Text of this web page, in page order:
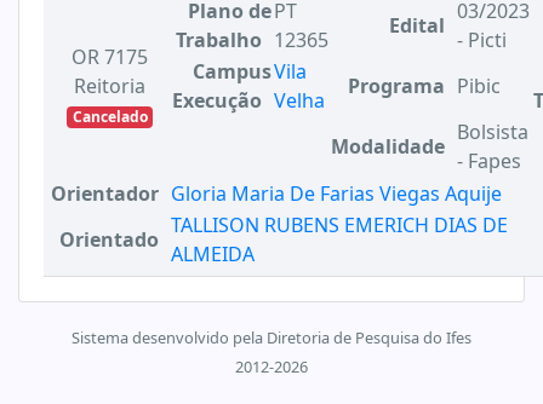
OR 7175
Reitoria
Cancelado
Plano de
Trabalho
PT
12365
Edital
03/2023
- Picti
Campus
Execução
Vila
Velha
Programa Pibic
Modalidade
Bolsista
- Fapes
Orientador Gloria Maria De Farias Viegas Aquije
Orientado
TALLISON RUBENS EMERICH DIAS DE
ALMEIDA
Sistema desenvolvido pela Diretoria de Pesquisa do Ifes
2012-2026